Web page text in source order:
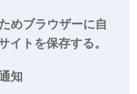
めブラウザーに自
イトを保存する。
知